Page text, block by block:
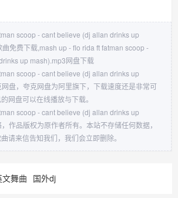
scoop - cant believe (dj allan drinks up
免费下载,mash up - flo rida ft fatman scoop -
up mash).mp3网盘下载
scoop - cant believe (dj allan drinks up
盘，夸克网盘为阿里旗下，下载速度还是非常可
网盘可以在线播放与下载。
scoop - cant believe (dj allan drinks up
作品版权为原作者所有。本站不存储任何数据，
请来信告知我们，我们会立即删除。
文舞曲 国外dj